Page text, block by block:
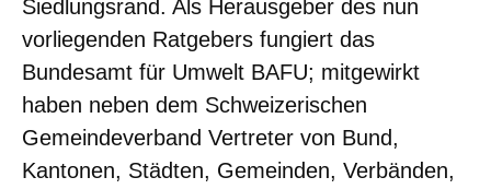
Siedlungsrand. Als Herausgeber des nun
vorliegenden Ratgebers fungiert das
Bundesamt für Umwelt BAFU; mitgewirkt
haben neben dem Schweizerischen
Gemeindeverband Vertreter von Bund,
Kantonen, Städten, Gemeinden, Verbänden,